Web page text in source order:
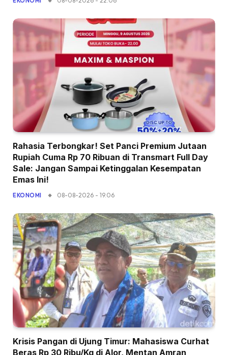
Rahasia Terbongkar! Set Panci Premium Jutaan
Rupiah Cuma Rp 70 Ribuan di Transmart Full Day
Sale: Jangan Sampai Ketinggalan Kesempatan
Emas Ini!
EKONOMI 08-08-2026 - 19.06
Krisis Pangan di Ujung Timur: Mahasiswa Curhat
Beras Rp 30 Ribu/Kg di Alor, Mentan Amran